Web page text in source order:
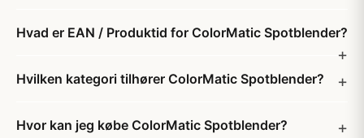
Hvad er EAN / Produktid for ColorMatic Spotblender?
Hvilken kategori tilhører ColorMatic Spotblender?
Hvor kan jeg købe ColorMatic Spotblender?